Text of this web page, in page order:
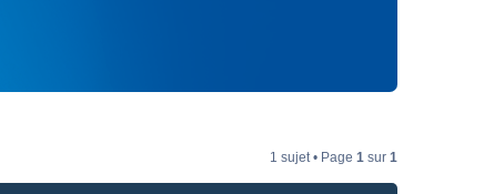
1 sujet • Page 1 sur 1